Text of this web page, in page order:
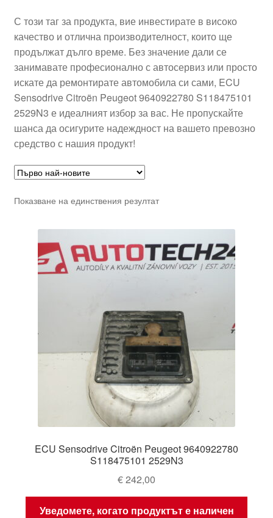
Транспорт
С този таг за продукта, вие инвестирате в високо
качество и отлична производителност, които ще
продължат дълго време. Без значение дали се
занимавате професионално с автосервиз или просто
искате да ремонтирате автомобила си сами, ECU
Sensodrive Citroën Peugeot 9640922780 S118475101
2529N3 е идеалният избор за вас. Не пропускайте
шанса да осигурите надеждност на вашето превозно
средство с нашия продукт!
Показване на единствения резултат
ECU Sensodrive Citroën Peugeot 9640922780
S118475101 2529N3
€242,00
Уведомете, когато продуктът е наличен